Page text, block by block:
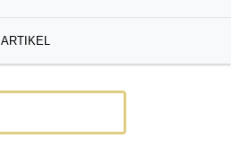
ARTIKEL